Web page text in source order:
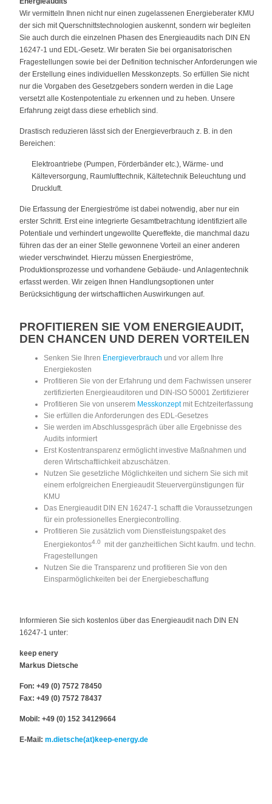
Wir vermitteln Ihnen nicht nur einen zugelassenen Energieberater KMU
der sich mit Querschnittstechnologien auskennt, sondern wir begleiten
Sie auch durch die einzelnen Phasen des Energieaudits nach DIN EN
16247-1 und EDL-Gesetz. Wir beraten Sie bei organisatorischen
Fragestellungen sowie bei der Definition technischer Anforderungen wie
der Erstellung eines individuellen Messkonzepts. So erfüllen Sie nicht
nur die Vorgaben des Gesetzgebers sondern werden in die Lage
versetzt alle Kostenpotentiale zu erkennen und zu heben. Unsere
Erfahrung zeigt dass diese erheblich sind.
Drastisch reduzieren lässt sich der Energieverbrauch z. B. in den
Bereichen:
Elektroantriebe (Pumpen, Förderbänder etc.), Wärme- und
Kälteversorgung, Raumlufttechnik, Kältetechnik Beleuchtung und
Druckluft.
Die Erfassung der Energieströme ist dabei notwendig, aber nur ein
erster Schritt. Erst eine integrierte Gesamtbetrachtung identifiziert alle
Potentiale und verhindert ungewollte Quereffekte, die manchmal dazu
führen das der an einer Stelle gewonnene Vorteil an einer anderen
wieder verschwindet. Hierzu müssen Energieströme,
Produktionsprozesse und vorhandene Gebäude- und Anlagentechnik
erfasst werden. Wir zeigen Ihnen Handlungsoptionen unter
Berücksichtigung der wirtschaftlichen Auswirkungen auf.
PROFITIEREN SIE VOM ENERGIEAUDIT,
DEN CHANCEN UND DEREN VORTEILEN
Senken Sie Ihren Energieverbrauch und vor allem Ihre
Energiekosten
Profitieren Sie von der Erfahrung und dem Fachwissen unserer
zertifizierten Energieauditoren und DIN-ISO 50001 Zertifizierer
Profitieren Sie von unserem Messkonzeptmit Echtzeiterfassung
Sie erfüllen die Anforderungen des EDL-Gesetzes
Sie werden im Abschlussgespräch über alle Ergebnisse des
Audits informiert
Erst Kostentransparenz ermöglicht investive Maßnahmen und
deren Wirtschaftlichkeit abzuschätzen.
Nutzen Sie gesetzliche Möglichkeiten und sichern Sie sich mit
einem erfolgreichen Energieaudit Steuervergünstigungen für
KMU
Das Energieaudit DIN EN 16247-1 schafft die Voraussetzungen
für ein professionelles Energiecontrolling.
Profitieren Sie zusätzlich vom Dienstleistungspaket des
Energiekontos4.0
mit der ganzheitlichen Sicht kaufm. und techn.
Fragestellungen
Nutzen Sie die Transparenz und profitieren Sie von den
Einsparmöglichkeiten bei der Energiebeschaffung
Informieren Sie sich kostenlos über das Energieaudit nach DIN EN
16247-1 unter:
keep enery
Markus Dietsche
Fon: +49 (0) 7572 78450
Fax: +49 (0) 7572 78437
Mobil: +49 (0) 152 34129664
E-Mail: m.dietsche(at)keep-energy.de